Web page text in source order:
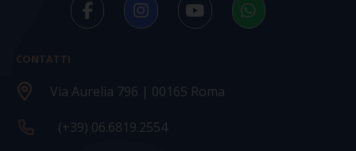
CONTATTI
Via Aurelia 796 | 00165 Roma
(+39) 06.6819.2554